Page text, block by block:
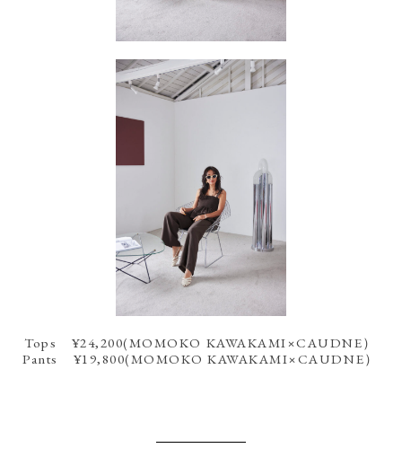
Tops ¥24,200(MOMOKO KAWAKAMI×CAUDNE）
Pants ¥19,800(MOMOKO KAWAKAMI×CAUDNE）